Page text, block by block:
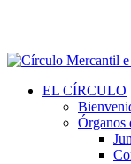
EL CÍRCULO
Órganos